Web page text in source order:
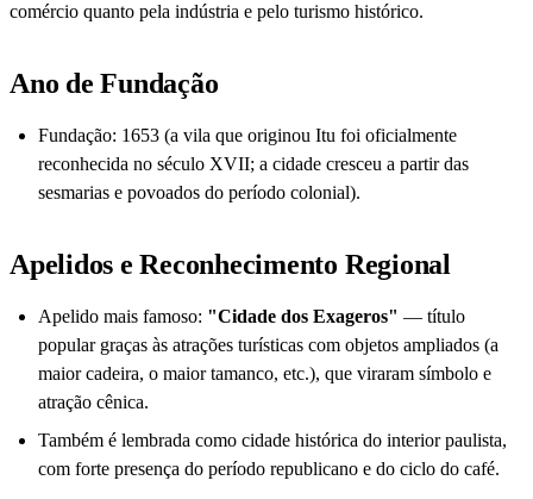
comércio quanto pela indústria e pelo turismo histórico.
Ano de Fundação
Fundação: 1653 (a vila que originou Itu foi oficialmente
reconhecida no século XVII; a cidade cresceu a partir das
sesmarias e povoados do período colonial).
Apelidos e Reconhecimento Regional
Apelido mais famoso: "Cidade dos Exageros" — título
popular graças às atrações turísticas com objetos ampliados (a
maior cadeira, o maior tamanco, etc.), que viraram símbolo e
atração cênica.
Também é lembrada como cidade histórica do interior paulista,
com forte presença do período republicano e do ciclo do café.